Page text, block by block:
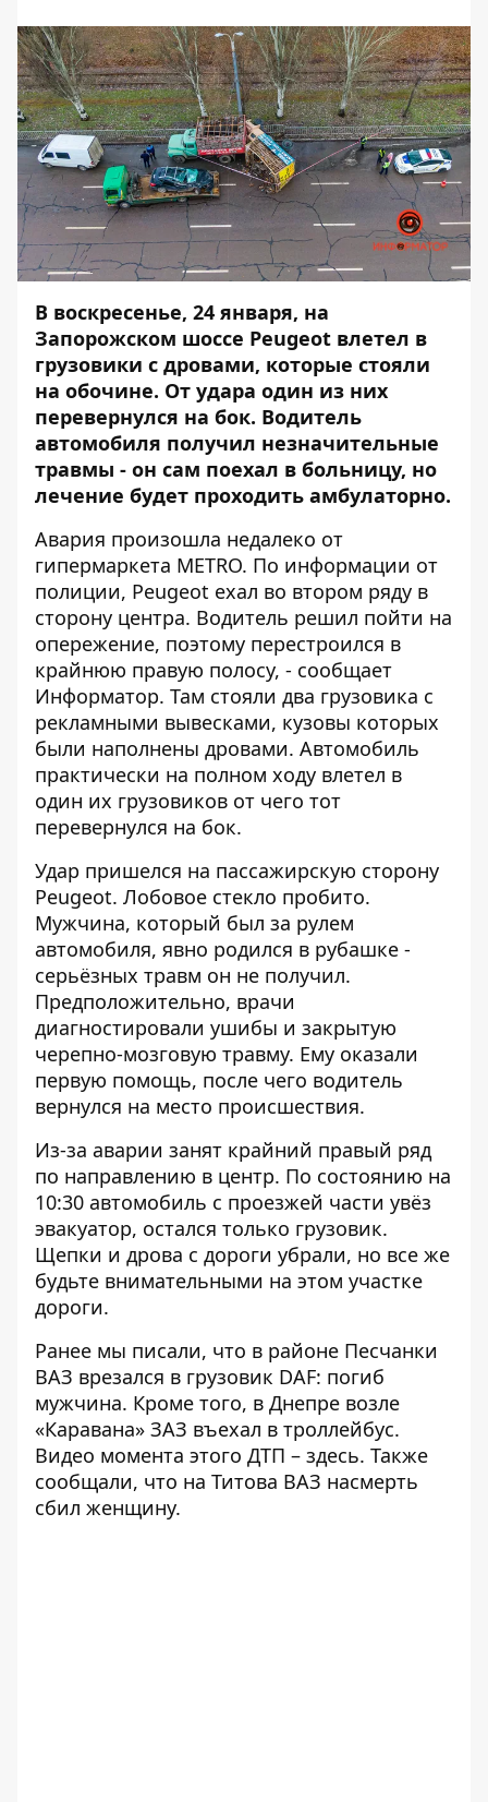
В воскресенье, 24 января, на
Запорожском шоссе Peugeot влетел в
грузовики с дровами, которые стояли
на обочине. От удара один из них
перевернулся на бок. Водитель
автомобиля получил незначительные
травмы - он сам поехал в больницу, но
лечение будет проходить амбулаторно.
Авария произошла недалеко от
гипермаркета METRO. По информации от
полиции, Peugeot ехал во втором ряду в
сторону центра. Водитель решил пойти на
опережение, поэтому перестроился в
крайнюю правую полосу, - сообщает
Информатор. Там стояли два грузовика с
рекламными вывесками, кузовы которых
были наполнены дровами. Автомобиль
практически на полном ходу влетел в
один их грузовиков от чего тот
перевернулся на бок.
Удар пришелся на пассажирскую сторону
Peugeot. Лобовое стекло пробито.
Мужчина, который был за рулем
автомобиля, явно родился в рубашке -
серьёзных травм он не получил.
Предположительно, врачи
диагностировали ушибы и закрытую
черепно-мозговую травму. Ему оказали
первую помощь, после чего водитель
вернулся на место происшествия.
Из-за аварии занят крайний правый ряд
по направлению в центр. По состоянию на
10:30 автомобиль с проезжей части увёз
эвакуатор, остался только грузовик.
Щепки и дрова с дороги убрали, но все же
будьте внимательными на этом участке
дороги.
Ранее мы писали, что в районе Песчанки
ВАЗ врезался в грузовик DAF: погиб
мужчина. Кроме того, в Днепре возле
«Каравана» ЗАЗ въехал в троллейбус.
Видео момента этого ДТП – здесь. Также
сообщали, что на Титова ВАЗ насмерть
сбил женщину.